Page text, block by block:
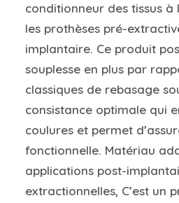
conditionneur des tissus
les prothèses pré-
implantaire. Ce produit
souplesse en plus par
classiques de rebasage
consistance optimale qui
coulures et permet
fonctionnelle. Matériau
applications post-
extractionnelles, C’est un